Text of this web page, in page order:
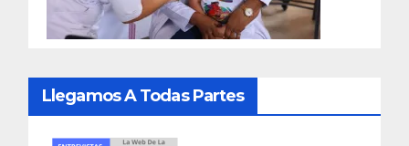
Llegamos A Todas Partes